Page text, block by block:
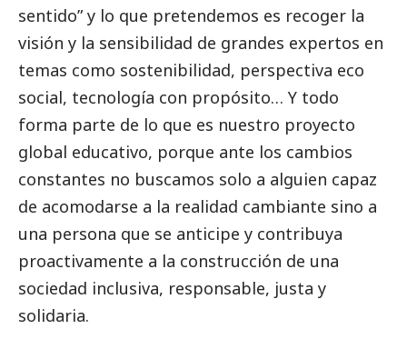
sentido” y lo que pretendemos es recoger la
visión y la sensibilidad de grandes expertos en
temas como sostenibilidad, perspectiva eco
social, tecnología con propósito… Y todo
forma parte de lo que es nuestro proyecto
global educativo, porque ante los cambios
constantes no buscamos solo a alguien capaz
de acomodarse a la realidad cambiante sino a
una persona que se anticipe y contribuya
proactivamente a la construcción de una
sociedad inclusiva, responsable, justa y
solidaria.